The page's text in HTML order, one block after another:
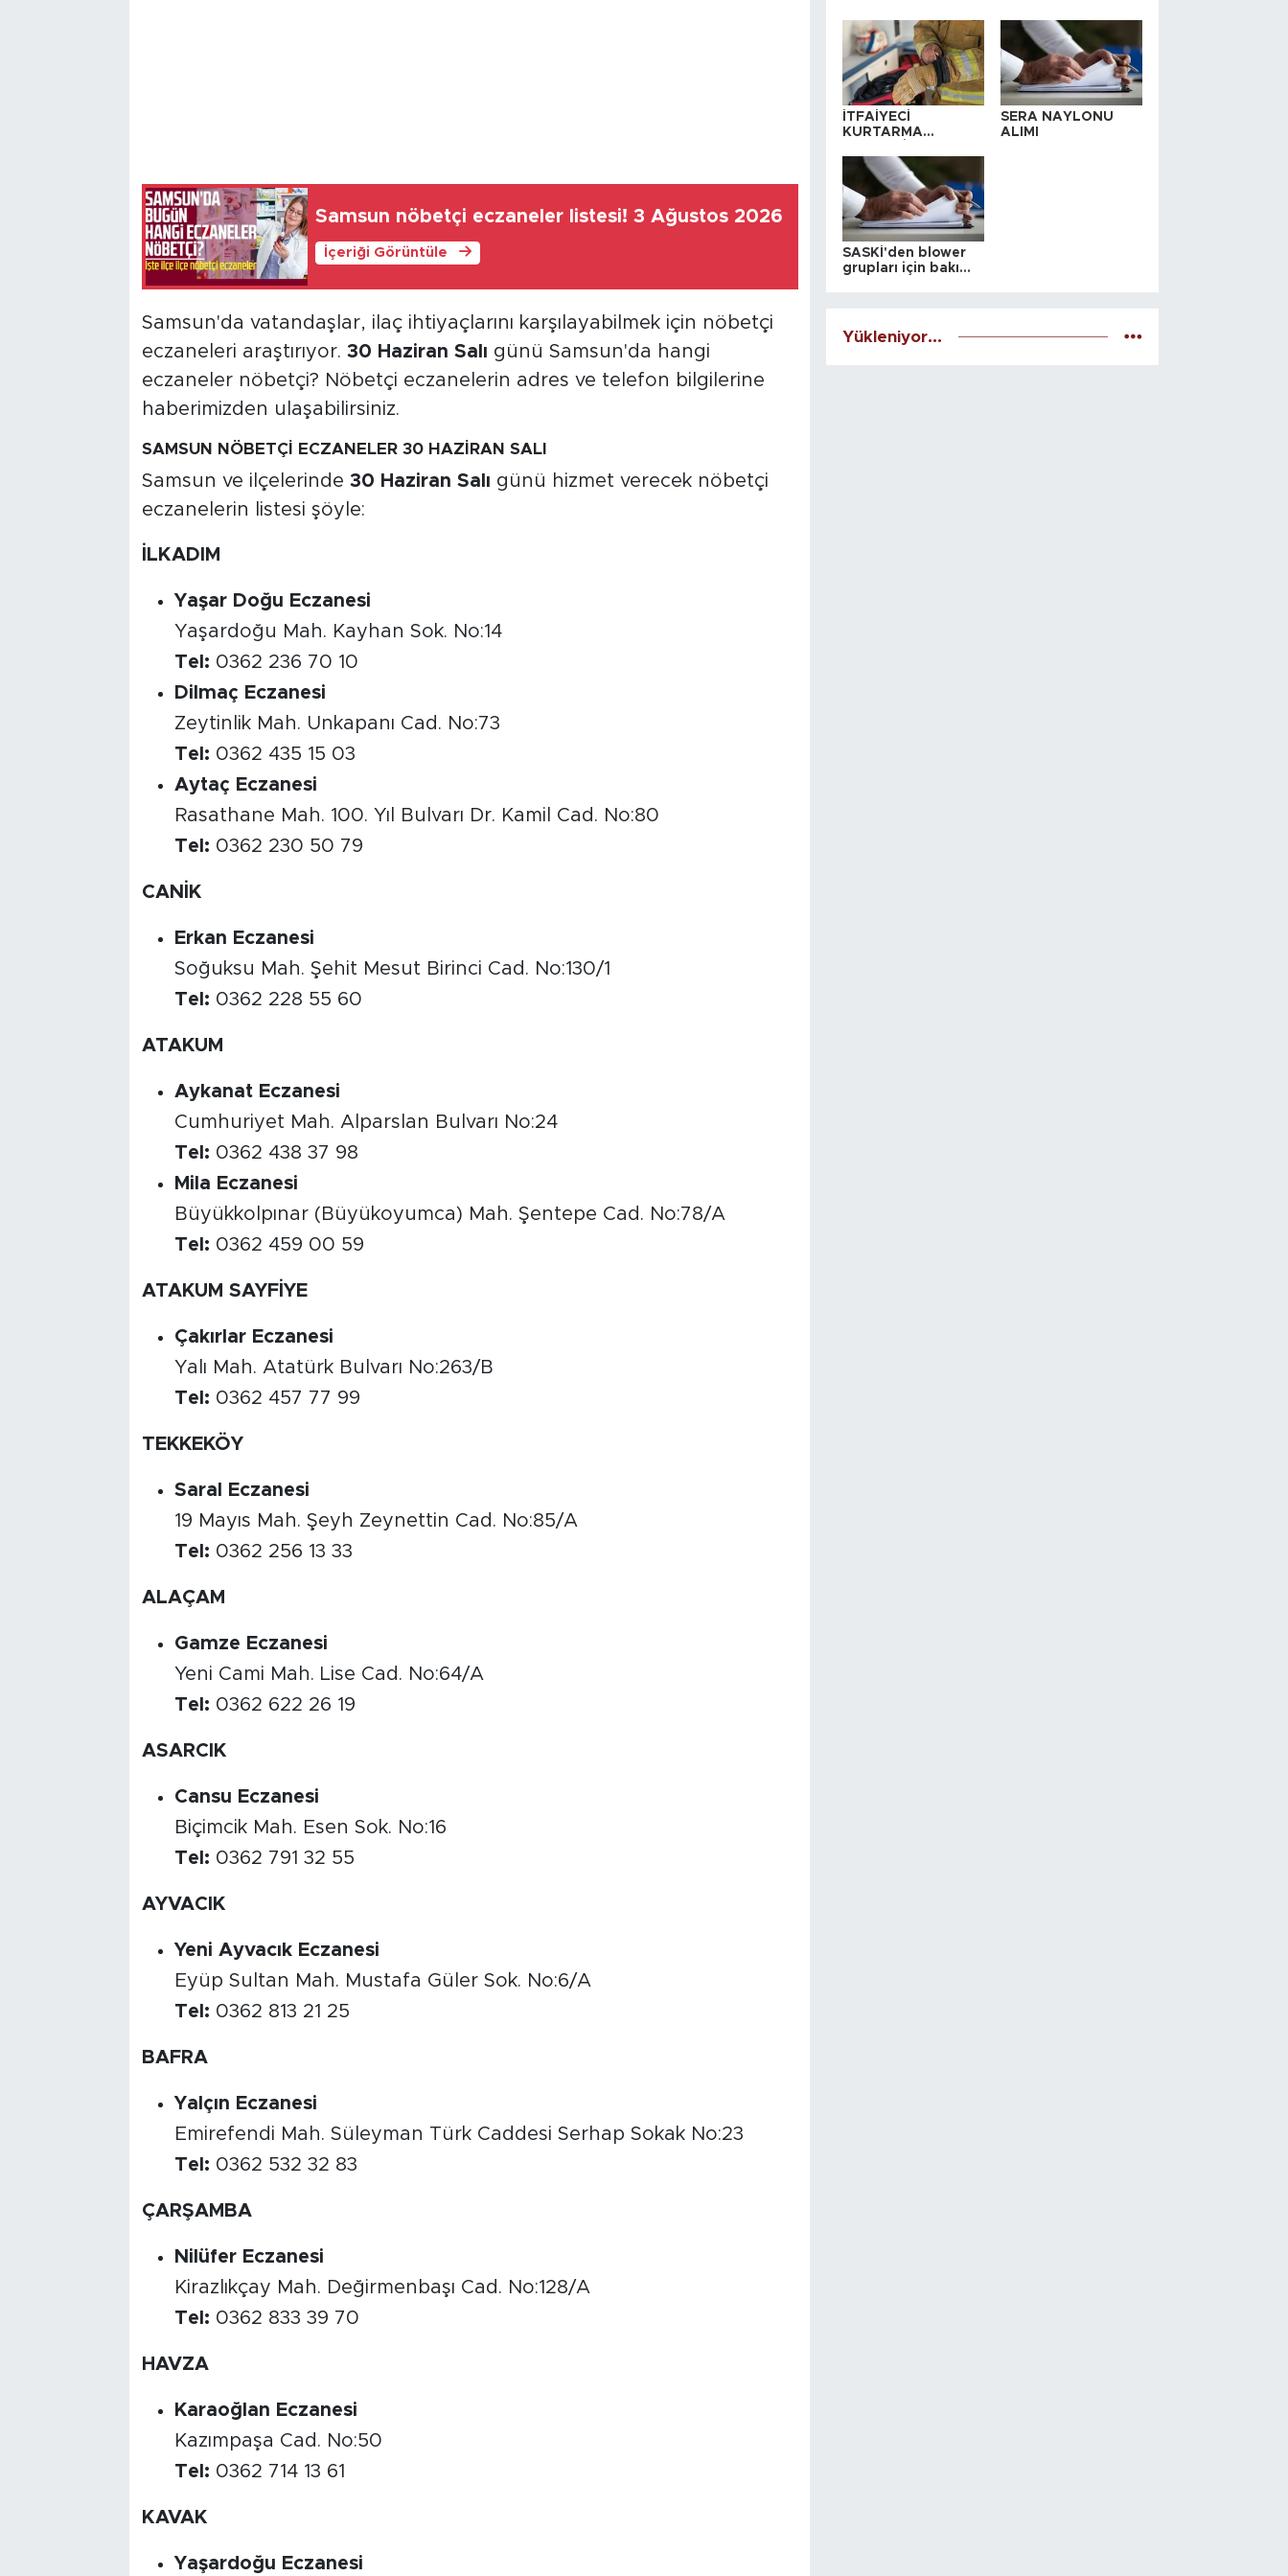
Samsun nöbetçi eczaneler listesi! 3 Ağustos 2026
İçeriği Görüntüle
Samsun'da vatandaşlar, ilaç ihtiyaçlarını karşılayabilmek için nöbetçi
eczaneleri araştırıyor. 30 Haziran Salı günü Samsun'da hangi
eczaneler nöbetçi? Nöbetçi eczanelerin adres ve telefon bilgilerine
haberimizden ulaşabilirsiniz.
SAMSUN NÖBETÇİ ECZANELER 30 HAZİRAN SALI
Samsun ve ilçelerinde 30 Haziran Salı günü hizmet verecek nöbetçi
eczanelerin listesi şöyle:
İLKADIM
Yaşar Doğu Eczanesi
Yaşardoğu Mah. Kayhan Sok. No:14
Tel: 0362 236 70 10
Dilmaç Eczanesi
Zeytinlik Mah. Unkapanı Cad. No:73
Tel: 0362 435 15 03
Aytaç Eczanesi
Rasathane Mah. 100. Yıl Bulvarı Dr. Kamil Cad. No:80
Tel: 0362 230 50 79
CANİK
Erkan Eczanesi
Soğuksu Mah. Şehit Mesut Birinci Cad. No:130/1
Tel: 0362 228 55 60
ATAKUM
Aykanat Eczanesi
Cumhuriyet Mah. Alparslan Bulvarı No:24
Tel: 0362 438 37 98
Mila Eczanesi
Büyükkolpınar (Büyükoyumca) Mah. Şentepe Cad. No:78/A
Tel: 0362 459 00 59
ATAKUM SAYFİYE
Çakırlar Eczanesi
Yalı Mah. Atatürk Bulvarı No:263/B
Tel: 0362 457 77 99
TEKKEKÖY
Saral Eczanesi
19 Mayıs Mah. Şeyh Zeynettin Cad. No:85/A
Tel: 0362 256 13 33
ALAÇAM
Gamze Eczanesi
Yeni Cami Mah. Lise Cad. No:64/A
Tel: 0362 622 26 19
ASARCIK
Cansu Eczanesi
Biçimcik Mah. Esen Sok. No:16
Tel: 0362 791 32 55
AYVACIK
Yeni Ayvacık Eczanesi
Eyüp Sultan Mah. Mustafa Güler Sok. No:6/A
Tel: 0362 813 21 25
BAFRA
Yalçın Eczanesi
Emirefendi Mah. Süleyman Türk Caddesi Serhap Sokak No:23
Tel: 0362 532 32 83
ÇARŞAMBA
Nilüfer Eczanesi
Kirazlıkçay Mah. Değirmenbaşı Cad. No:128/A
Tel: 0362 833 39 70
HAVZA
Karaoğlan Eczanesi
Kazımpaşa Cad. No:50
Tel: 0362 714 13 61
KAVAK
Yaşardoğu Eczanesi
İTFAİYECİ
KURTARMA
ALINACAKTIR
SERA NAYLONU
ALIMI
SASKİ'den blower
grupları için bakım
Yükleniyor...